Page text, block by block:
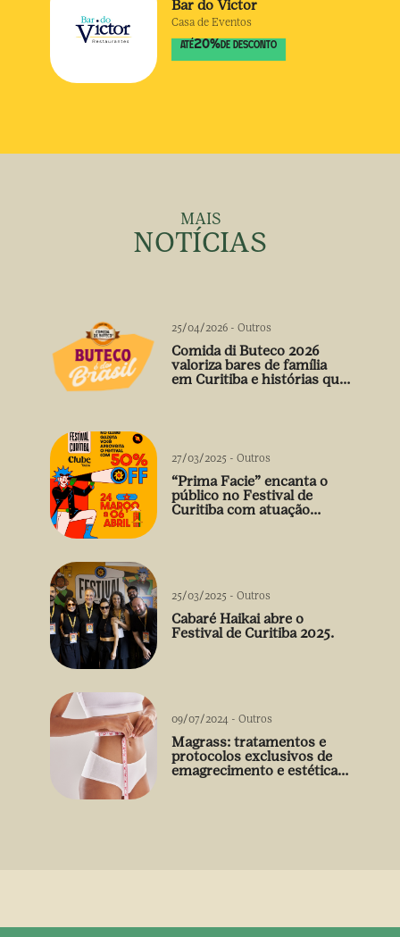
Bar do Victor
Casa de Eventos
ATÉ20% DE DESCONTO
MAIS
NOTÍCIAS
25/04/2026 - Outros
Comida di Buteco 2026
valoriza bares de família
em Curitiba e histórias que
27/03/2025 - Outros
“Prima Facie” encanta o
público no Festival de
Curitiba com atuação
25/03/2025 - Outros
Cabaré Haikai abre o
Festival de Curitiba 2025.
09/07/2024 - Outros
Magrass: tratamentos e
protocolos exclusivos de
emagrecimento e estética